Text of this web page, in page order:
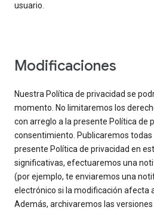
usuario.
Modificaciones
Nuestra Política de privacidad se
momento. No limitaremos los
con arreglo a la presente Política de
consentimiento. Publicaremos
presente Política de privacidad en
significativas, efectuaremos una
(por ejemplo, te enviaremos una
electrónico si la modificación afecta
Además, archivaremos las